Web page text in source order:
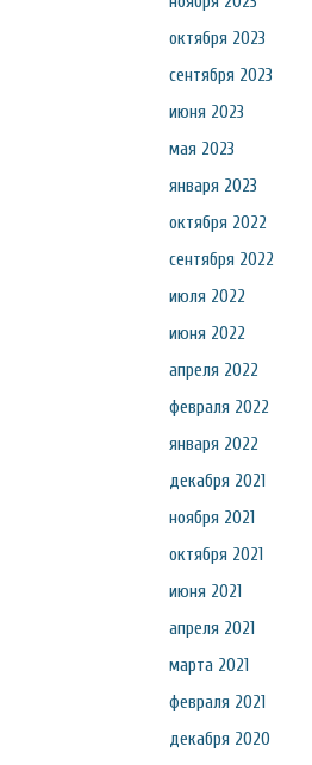
октября 2023
сентября 2023
июня 2023
мая 2023
января 2023
октября 2022
сентября 2022
июля 2022
июня 2022
апреля 2022
февраля 2022
января 2022
декабря 2021
ноября 2021
октября 2021
июня 2021
апреля 2021
марта 2021
февраля 2021
декабря 2020